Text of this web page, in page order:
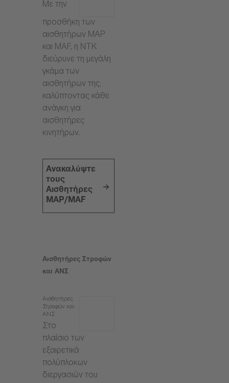
Με την
προσθήκη των
αισθητήρων MAP
και MAF, η NTK
διεύρυνε τη μεγάλη
γκάμα των
αισθητήρων της,
καλύπτοντας κάθε
ανάγκη για
αισθητήρες
κινητήρων.
Ανακαλύψτε
τους
Αισθητήρες
MAP/MAF
Αισθητήρες Στροφών
και ΑΝΣ
Αισθητήρες
Στροφών και
ΑΝΣ
Στο
πλαίσιο των
εξαιρετικά
πολύπλοκων
διεργασιών του